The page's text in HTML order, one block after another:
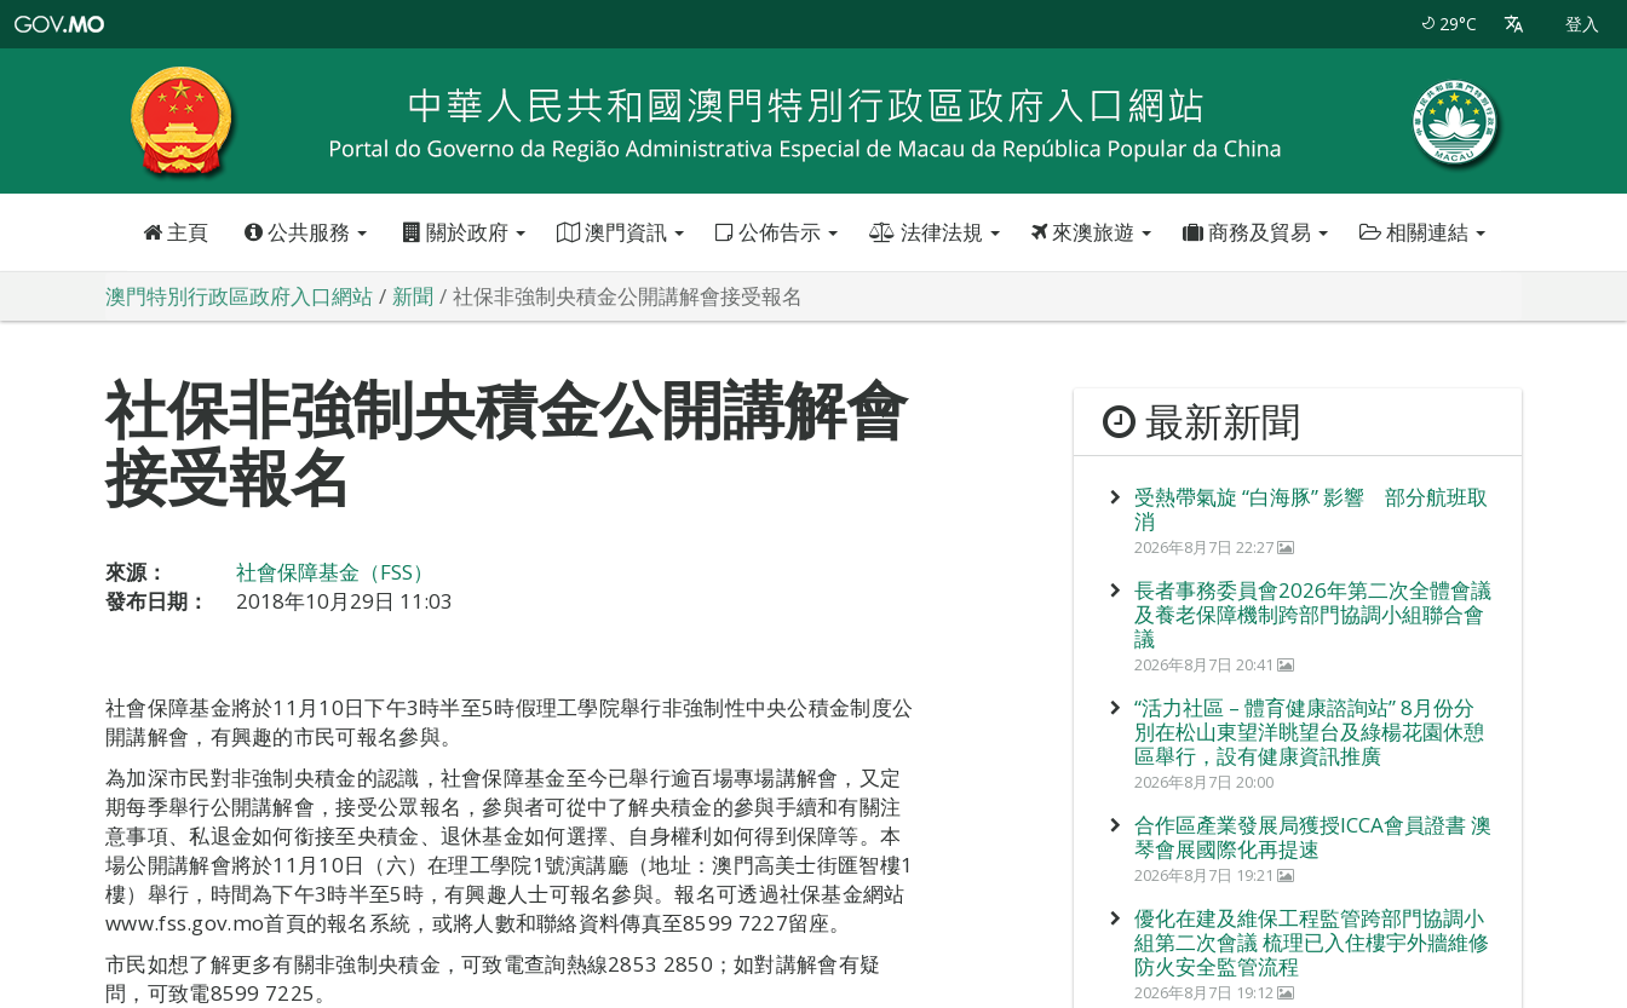
特
政
區
政
口
29°C 登入
主頁 公共服務 關於政府 澳門資訊 公佈告示 法律法規 來澳旅遊 商務及貿易 相關連結
澳門特別行政區政府入口網站 新聞 社保非強制央積金公開講解會接受報名
社保非強制央積金公開講解會
接受報名
來源：
社會保障基金（FSS）
發布日期：
2018年10月29日 11:03
社會保障基金將於11月10日下午3時半至5時假理工學院舉行非強制性中央公積金制度公
開講解會，有興趣的市民可報名參與。
為加深市民對非強制央積金的認識，社會保障基金至今已舉行逾百場專場講解會，又定
期每季舉行公開講解會，接受公眾報名，參與者可從中了解央積金的參與手續和有關注
意事項、私退金如何銜接至央積金、退休基金如何選擇、自身權利如何得到保障等。本
場公開講解會將於11月10日（六）在理工學院1號演講廳（地址：澳門高美士街匯智樓1
樓）舉行，時間為下午3時半至5時，有興趣人士可報名參與。報名可透過社保基金網站
www.fss.gov.mo首頁的報名系統，或將人數和聯絡資料傳真至8599 7227留座。
市民如想了解更多有關非強制央積金，可致電查詢熱線2853 2850；如對講解會有疑
問，可致電8599 7225。
最新新聞
受熱帶氣旋 “白海豚” 影響 部分航班取
消
2026年8月7日 22:27
長者事務委員會2026年第二次全體會議
及養老保障機制跨部門協調小組聯合會
議
2026年8月7日 20:41
“活力社區 – 體育健康諮詢站” 8月份分
別在松山東望洋眺望台及綠楊花園休憩
區舉行，設有健康資訊推廣
2026年8月7日 20:00
合作區產業發展局獲授ICCA會員證書 澳
琴會展國際化再提速
2026年8月7日 19:21
優化在建及維保工程監管跨部門協調小
組第二次會議 梳理已入住樓宇外牆維修
防火安全監管流程
2026年8月7日 19:12